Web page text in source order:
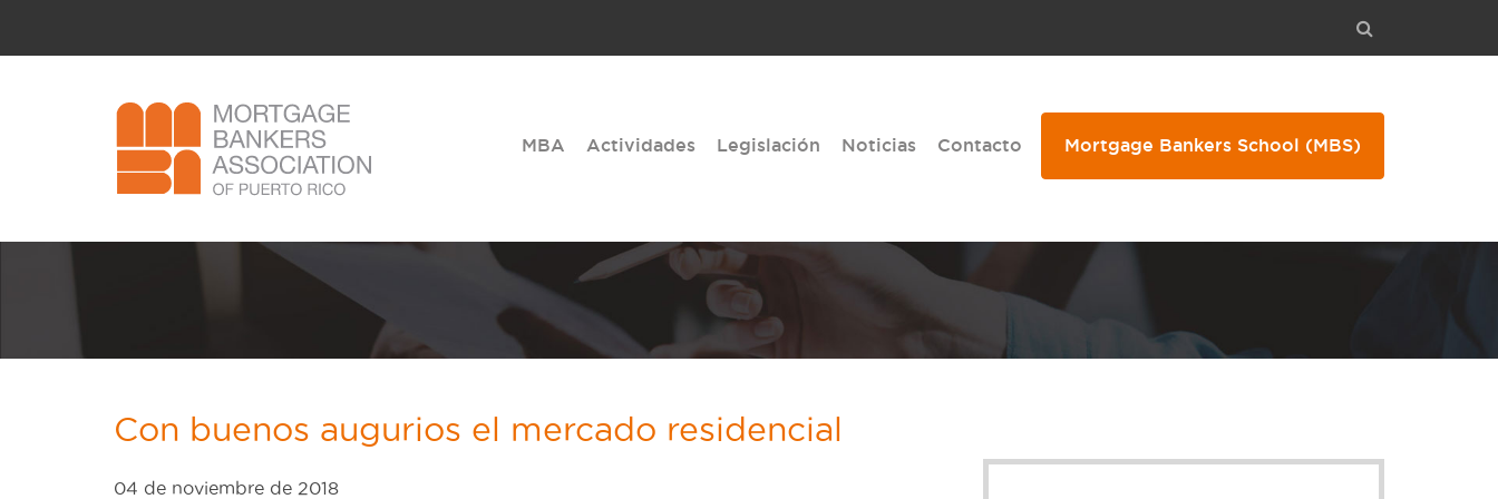
MBA Actividades Legislación Noticias Contacto Mortgage Bankers School (MBS)
Con buenos augurios el mercado residencial
04 de noviembre de 2018